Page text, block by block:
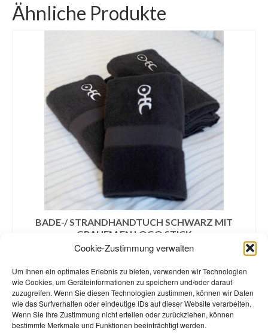
Cookie-Zustimmung verwalten
Um Ihnen ein optimales Erlebnis zu bieten, verwenden wir Technologien
wie Cookies, um Geräteinformationen zu speichern und/oder darauf
zuzugreifen. Wenn Sie diesen Technologien zustimmen, können wir Daten
wie das Surfverhalten oder eindeutige IDs auf dieser Website verarbeiten.
Wenn Sie Ihre Zustimmung nicht erteilen oder zurückziehen, können
bestimmte Merkmale und Funktionen beeinträchtigt werden.
Ähnliche Produkte
BADE-/ STRANDHANDTUCH SCHWARZ MIT
GRAUEM EN LOGO STICK
€39,00
inklusive MwSt. zzgl.Versandkosten
IN DEN WARENKORB